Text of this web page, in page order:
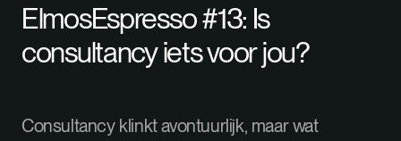
ElmosEspresso #13: Is
consultancy iets voor jou?
Consultancy klinkt avontuurlijk, maar wat